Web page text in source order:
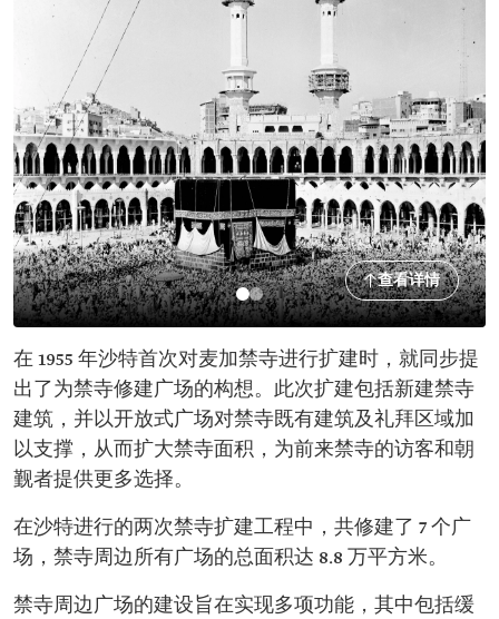
查看详情
在 1955 年沙特首次对麦加禁寺进行扩建时，就同步提
出了为禁寺修建广场的构想。此次扩建包括新建禁寺
建筑，并以开放式广场对禁寺既有建筑及礼拜区域加
以支撑，从而扩大禁寺面积，为前来禁寺的访客和朝
觐者提供更多选择。
在沙特进行的两次禁寺扩建工程中，共修建了 7 个广
场，禁寺周边所有广场的总面积达 8.8 万平方米。
禁寺周边广场的建设旨在实现多项功能，其中包括缓